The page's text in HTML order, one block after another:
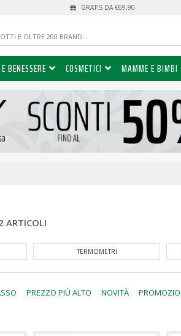
GRATIS DA €69,90
BENESSERE COSMETICI MAMME E BIMBI
ARTICOLI
APPARECCHI ELETTROMEDICALI
PREZZO PIÙ ALTO NOVITÀ